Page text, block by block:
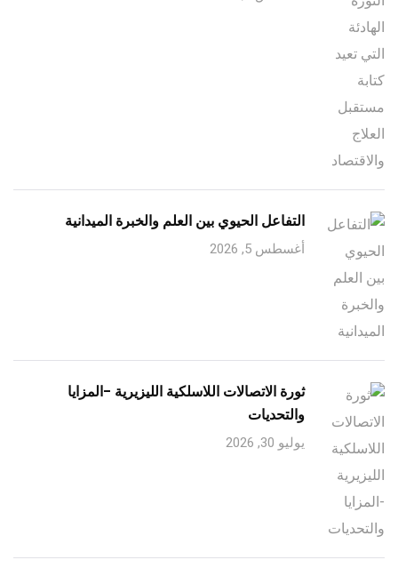
التفاعل الحيوي بين العلم والخبرة الميدانية
أغسطس 5, 2026
ثورة الاتصالات اللاسلكية الليزيرية -المزايا
والتحديات
يوليو 30, 2026